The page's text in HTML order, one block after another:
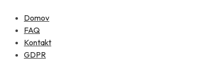
Domov
FAQ
Kontakt
GDPR